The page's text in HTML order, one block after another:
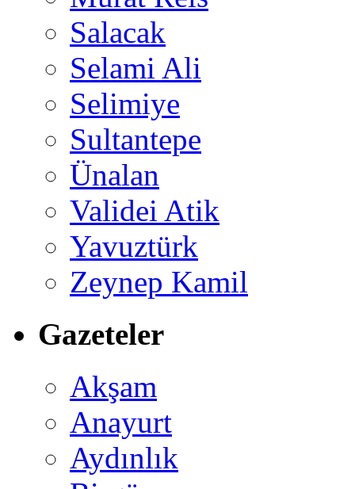
Salacak
Selami Ali
Selimiye
Sultantepe
Ünalan
Validei Atik
Yavuztürk
Zeynep Kamil
Gazeteler
Akşam
Anayurt
Aydınlık